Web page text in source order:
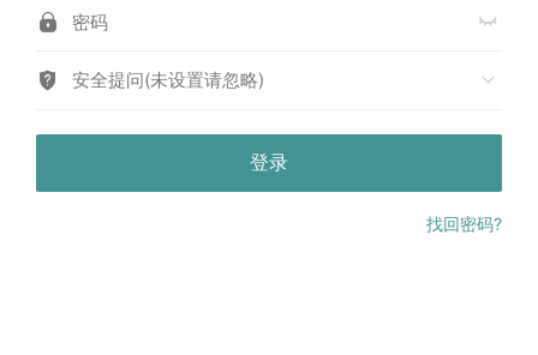
安全提问(未设置请忽略)
登录
找回密码?